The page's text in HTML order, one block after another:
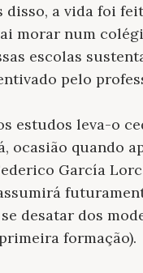
disso, a vida foi
morar num
escolas
pelo
estudos leva-o
ocasião quando
García
desatar dos
formação).